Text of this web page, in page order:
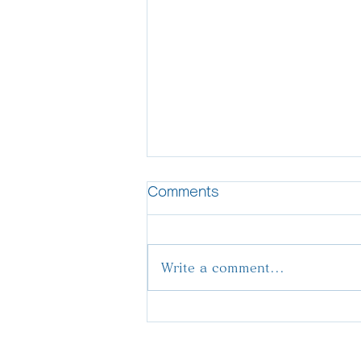
2024年6月議会
Comments
Write a comment...